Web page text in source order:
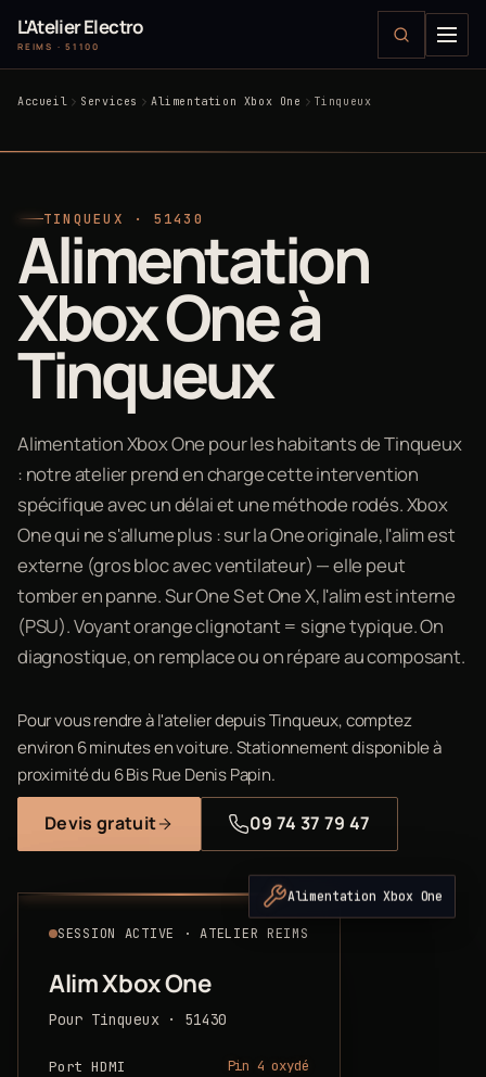
L'Atelier Electro
REIMS · 51100
Accueil Services Alimentation Xbox One Tinqueux
TINQUEUX · 51430
Alimentation
Xbox One à
Tinqueux
Alimentation Xbox One pour les habitants de Tinqueux
: notre atelier prend en charge cette intervention
spécifique avec un délai et une méthode rodés. Xbox
One qui ne s'allume plus : sur la One originale, l'alim est
externe (gros bloc avec ventilateur) — elle peut
tomber en panne. Sur One S et One X, l'alim est interne
(PSU). Voyant orange clignotant = signe typique. On
diagnostique, on remplace ou on répare au composant.
Pour vous rendre à l'atelier depuis Tinqueux, comptez
environ 6 minutes en voiture. Stationnement disponible à
proximité du 6 Bis Rue Denis Papin.
Devis gratuit 09 74 37 79 47
SESSION ACTIVE · ATELIER REIMS
Alim Xbox One
Pour Tinqueux · 51430
Port HDMI
Pin 4 oxydé
Alimentation Xbox One